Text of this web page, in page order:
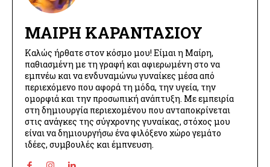
ΜΑΊΡΗ ΚΑΡΑΝΤΆΣΙΟΥ
Καλώς ήρθατε στον κόσμο μου! Είμαι η Μαίρη,
παθιασμένη με τη γραφή και αφιερωμένη στο να
εμπνέω και να ενδυναμώνω γυναίκες μέσα από
περιεχόμενο που αφορά τη μόδα, την υγεία, την
ομορφιά και την προσωπική ανάπτυξη. Με εμπειρία
στη δημιουργία περιεχομένου που ανταποκρίνεται
στις ανάγκες της σύγχρονης γυναίκας, στόχος μου
είναι να δημιουργήσω ένα φιλόξενο χώρο γεμάτο
ιδέες, συμβουλές και έμπνευση.